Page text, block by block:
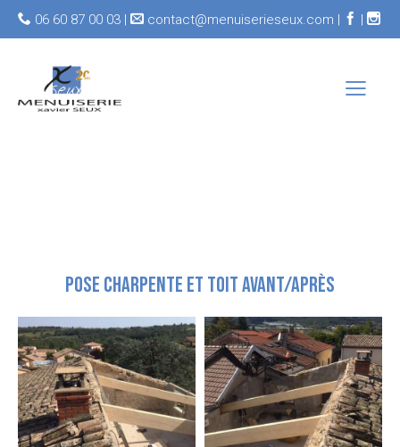
06 60 87 00 03 | contact@menuiserieseux.com | |
POSE CHARPENTE ET TOIT AVANT/APRÈS